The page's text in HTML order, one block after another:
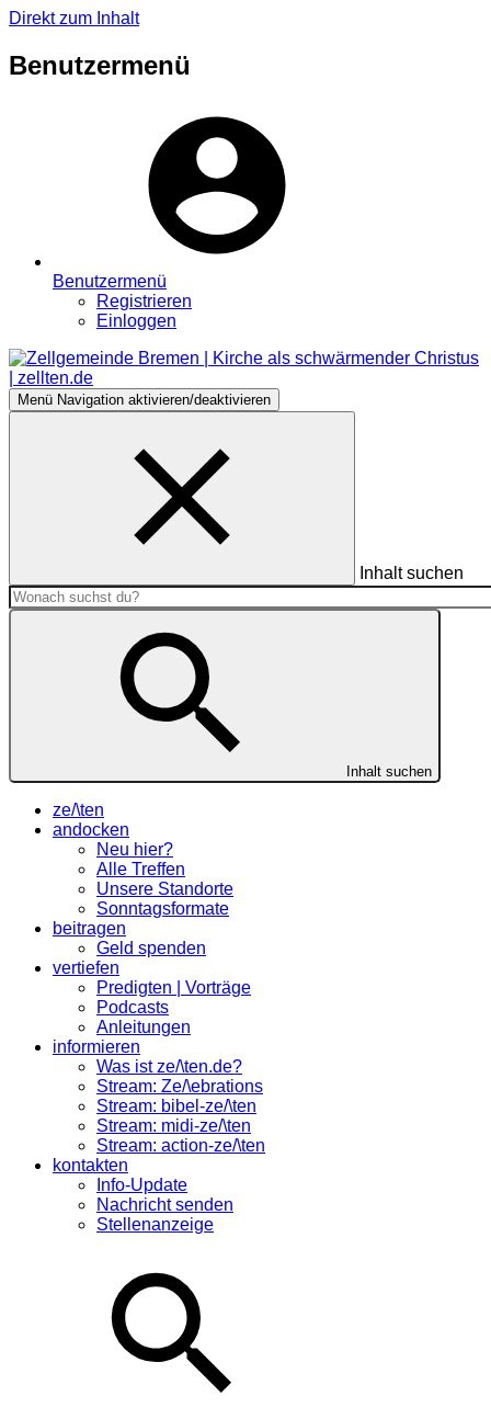
Direkt zum Inhalt
Benutzermenü
Benutzermenü
Registrieren
Einloggen
Menü Navigation aktivieren/deaktivieren
Inhalt suchen
Inhalt suchen
ze/\ten
andocken
Neu hier?
Alle Treffen
Unsere Standorte
Sonntagsformate
beitragen
Geld spenden
vertiefen
Predigten | Vorträge
Podcasts
Anleitungen
informieren
Was ist ze/\ten.de?
Stream: Ze/\ebrations
Stream: bibel-ze/\ten
Stream: midi-ze/\ten
Stream: action-ze/\ten
kontakten
Info-Update
Nachricht senden
Stellenanzeige